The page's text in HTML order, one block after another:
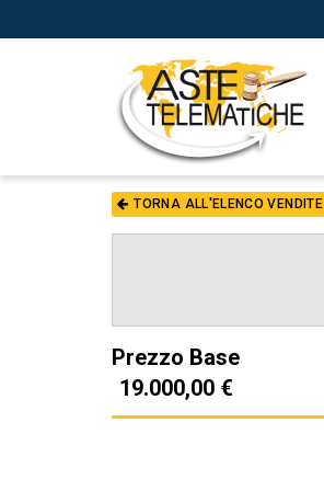
TORNA ALL'ELENCO VENDITE
Prezzo Base
19.000,00 €